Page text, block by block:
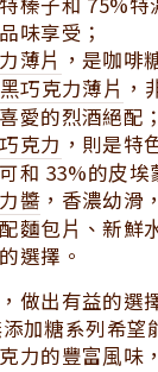
味享受；
薄⽚ ，是咖啡
巧克⼒薄⽚ ，
愛的烈酒絕配；
克⼒ ，則是
和 33%的⽪埃
醬 ，香濃幼滑
麵包⽚、新鮮
選擇。
做出有益的選
加糖系列希望
⼒的豐富⾵味